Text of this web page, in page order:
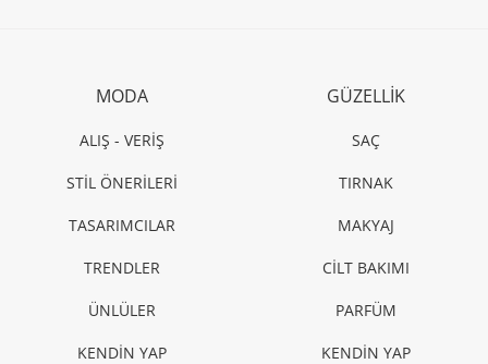
MODA
ALIŞ - VERİŞ
STİL ÖNERİLERİ
TASARIMCILAR
TRENDLER
ÜNLÜLER
KENDİN YAP
GÜZELLİK
SAÇ
TIRNAK
MAKYAJ
CİLT BAKIMI
PARFÜM
KENDİN YAP